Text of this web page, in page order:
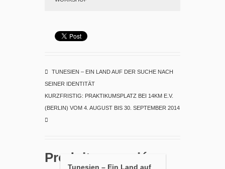
TUNESIEN – EIN LAND AUF DER SUCHE NACH
SEINER IDENTITÄT
KURZFRISTIG: PRAKTIKUMSPLATZ BEI 14KM E.V.
(BERLIN) VOM 4. AUGUST BIS 30. SEPTEMBER 2014
Produits associés
Tunesien – Ein Land auf